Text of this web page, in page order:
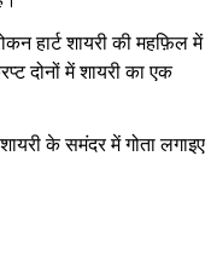
हार्ट शायरी की महफ़िल में
दोनों में शायरी का एक
के समंदर में गोता लगाइए